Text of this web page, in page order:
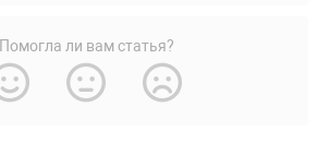
Помогла ли вам статья?